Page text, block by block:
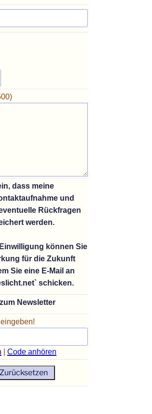
)
dass meine
und
Rückfragen
werden.
können Sie
für die Zukunft
Sie eine E-Mail an
schicken.
Newsletter
Code anhören